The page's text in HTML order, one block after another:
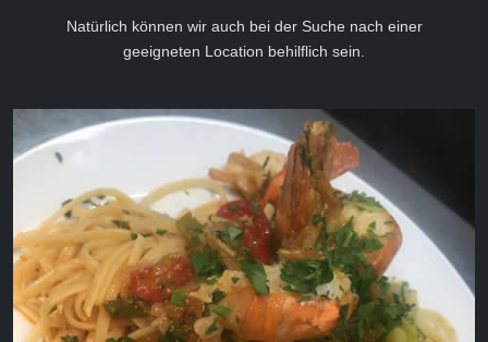
Natürlich können wir auch bei der Suche nach einer
geeigneten Location behilflich sein.